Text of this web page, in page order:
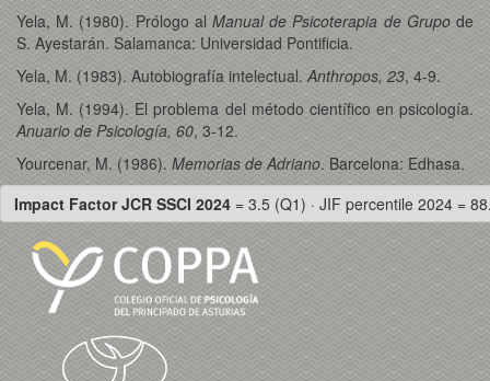
Yela, M. (1980). Prólogo al Manual de Psicoterapia de Grupode
S. Ayestarán. Salamanca: Universidad Pontificia.
Yela, M. (1983). Autobiografía intelectual. Anthropos, 23, 4-9.
Yela, M. (1994). El problema del método científico en psicología.
Anuario de Psicología, 60, 3-12.
Yourcenar, M. (1986). Memorias de Adriano. Barcelona: Edhasa.
Impact Factor JCR SSCI 2024 = 3.5 (Q1) · JIF percentile 2024 =